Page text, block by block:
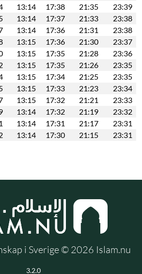
13:14 17:38 21:35
23:39
13:14 17:37 21:33
23:38
13:14 17:36 21:31
23:38
13:15 17:36 21:30
23:37
13:15 17:35 21:28
23:36
13:15 17:35 21:26
23:35
13:15 17:34 21:25
23:35
13:15 17:33 21:23
23:34
13:15 17:32 21:21
23:33
13:14 17:32 21:19
23:32
13:14 17:31 21:17
23:31
13:14 17:30 21:15 23:31
i Sverige © 2026 Islam.nu
3.2.0